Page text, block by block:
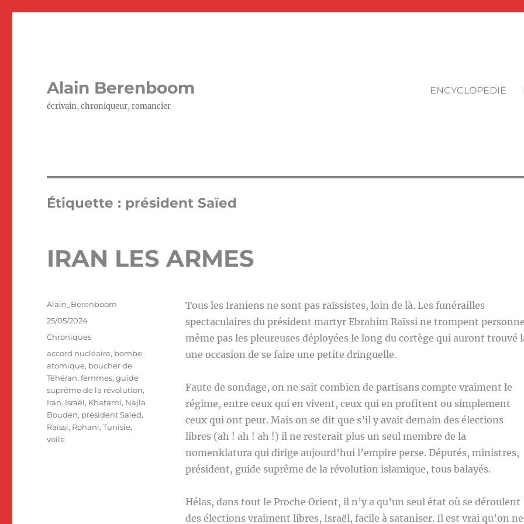
Alain Berenboom
écrivain, chroniqueur, romancier
ENCYCLOPEDIE
Étiquette : président Saïed
IRAN LES ARMES
Tous les Iraniens ne sont pas raïssistes, loin de là. Les funérailles
spectaculaires du président martyr Ebrahim Raïssi ne trompent
même pas les pleureuses déployées le long du cortège qui auront trouvé
une occasion de se faire une petite dringuelle.
Faute de sondage, on ne sait combien de partisans compte vraiment le
régime, entre ceux qui en vivent, ceux qui en profitent ou simplement
ceux qui ont peur. Mais on se dit que s’il y avait demain des élections
libres (ah ! ah ! ah !) il ne resterait plus un seul membre de la
nomenklatura qui dirige aujourd’hui l’empire perse. Députés, ministres,
président, guide suprême de la révolution islamique, tous balayés.
Hélas, dans tout le Proche Orient, il n’y a qu’un seul état où se déroulent
des élections vraiment libres, Israël, facile à sataniser. Il est vrai qu’on ne
Auteur
Alain_Berenboom
Publié
le
25/05/2024
Catégories
Chroniques
Étiquettes
accord nucléaire, bombe
atomique, boucher de
Téhéran,femmes,guide
suprême de la révolution,
Iran, Israël, Khatami, Najla
Bouden, président Saïed,
Raïssi, Rohani,Tunisie,
voile